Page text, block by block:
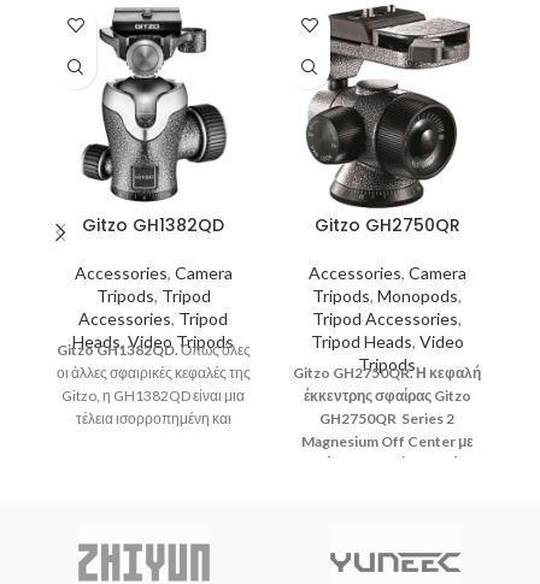
Gitzo GH1382QD
Accessories, Camera
Tripods, Tripod
Accessories, Tripod
Heads,Video Tripods
Gitzo GH1382QD.Όπως όλες
οι άλλες σφαιρικές κεφαλές της
Gitzo, η GH1382QD είναι μια
τέλεια ισορροπημένη και
Gitzo GH2750QR
Accessories, Camera
Tripods, Monopods,
Tripod Accessories,
Tripod Heads, Video
Tripods
Gitzo GH2750QR. Η κεφαλή
έκκεντρης σφαίρας Gitzo
GH2750QR Series 2
Magnesium Off Center με
κατασκευασμένη από